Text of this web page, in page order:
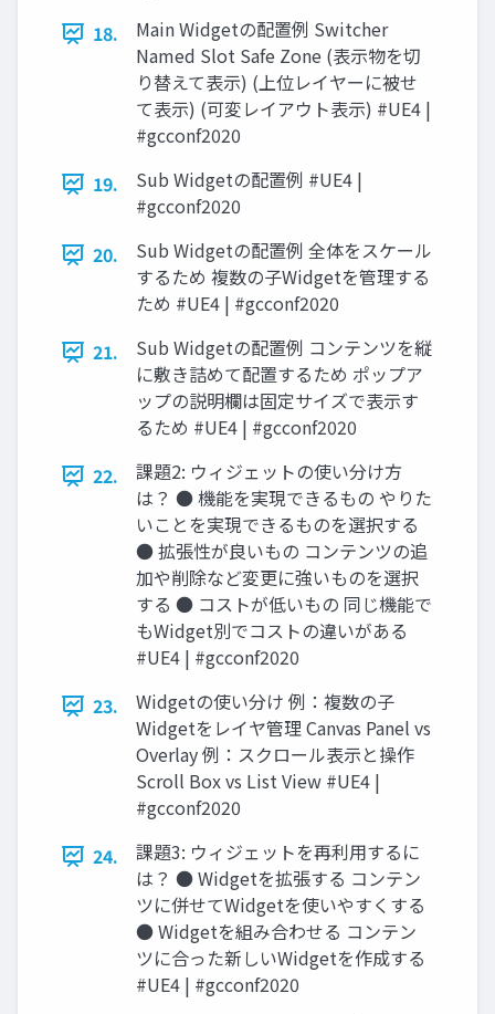
18.
Main Widgetの配置例 Switcher
Named Slot Safe Zone (表示物を切
り替えて表示) (上位レイヤーに被せ
て表示) (可変レイアウト表示) #UE4 |
#gcconf2020
19.
Sub Widgetの配置例 #UE4 |
#gcconf2020
20.
Sub Widgetの配置例 全体をスケール
するため 複数の子Widgetを管理する
ため #UE4 | #gcconf2020
21.
Sub Widgetの配置例 コンテンツを縦
に敷き詰めて配置するため ポップア
ップの説明欄は固定サイズで表示す
るため #UE4 | #gcconf2020
22.
課題2: ウィジェットの使い分け方
は？ ● 機能を実現できるもの やりた
いことを実現できるものを選択する
● 拡張性が良いもの コンテンツの追
加や削除など変更に強いものを選択
する ● コストが低いもの 同じ機能で
もWidget別でコストの違いがある
#UE4 | #gcconf2020
23.
Widgetの使い分け 例：複数の子
Widgetをレイヤ管理 Canvas Panel vs
Overlay 例：スクロール表示と操作
Scroll Box vs List View #UE4 |
#gcconf2020
24.
課題3: ウィジェットを再利用するに
は？ ● Widgetを拡張する コンテン
ツに併せてWidgetを使いやすくする
● Widgetを組み合わせる コンテン
ツに合った新しいWidgetを作成する
#UE4 | #gcconf2020